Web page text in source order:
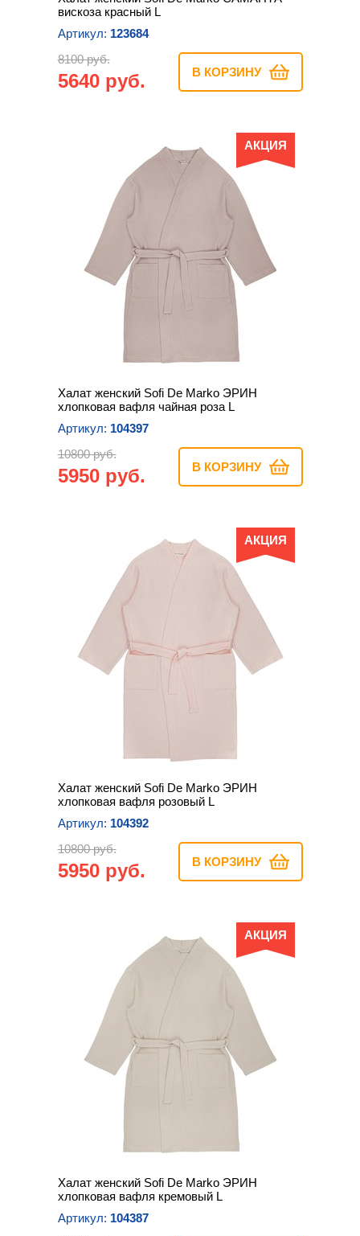
вискоза красный L
Артикул: 123684
8100 руб.
5640 руб. В КОРЗИНУ
АКЦИЯ
Халат женский Sofi De Marko ЭРИН
хлопковая вафля чайная роза L
Артикул: 104397
10800 руб.
5950 руб. В КОРЗИНУ
АКЦИЯ
Халат женский Sofi De Marko ЭРИН
хлопковая вафля розовый L
Артикул: 104392
10800 руб.
5950 руб. В КОРЗИНУ
АКЦИЯ
Халат женский Sofi De Marko ЭРИН
хлопковая вафля кремовый L
Артикул: 104387